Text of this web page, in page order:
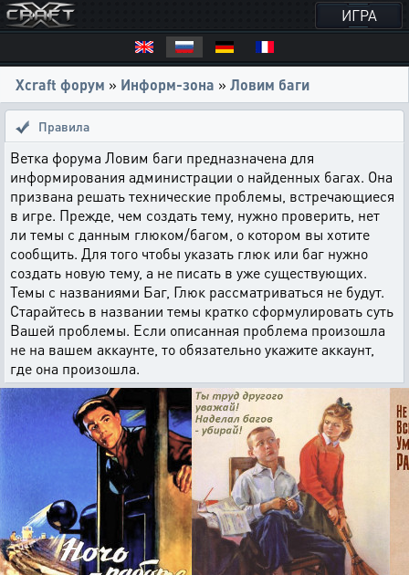
ИГРА
Xcraft форум » Информ-зона » Ловим баги
Правила
Ветка форума Ловим баги предназначена для
информирования администрации о найденных багах. Она
призвана решать технические проблемы, встречающиеся
в игре. Прежде, чем создать тему, нужно проверить, нет
ли темы с данным глюком/багом, о котором вы хотите
сообщить. Для того чтобы указать глюк или баг нужно
создать новую тему, а не писать в уже существующих.
Темы с названиями Баг, Глюк рассматриваться не будут.
Старайтесь в названии темы кратко сформулировать суть
Вашей проблемы. Если описанная проблема произошла
не на вашем аккаунте, то обязательно укажите аккаунт,
где она произошла.